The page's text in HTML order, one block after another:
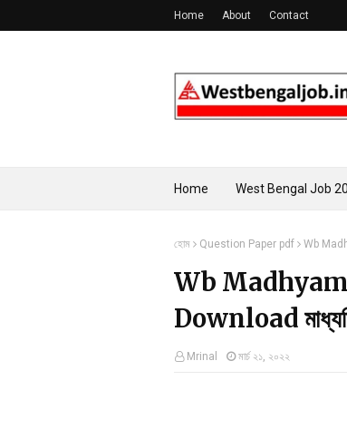
Home About Contact
Home West Bengal Job
হোম Question Paper pdf Wb
Wb
Download
Mrinal মার্চ ২১, ২০২২